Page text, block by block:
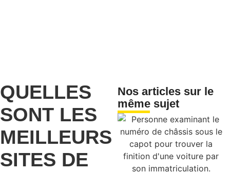
QUELLES
SONT LES
MEILLEURS
SITES DE
Nos articles sur le
même sujet